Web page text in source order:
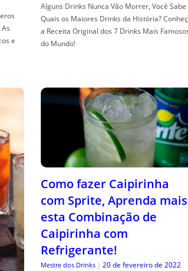
e
Alguns Drinks Nunca Vão Morrer, Você Sabe
Quais os Maiores Drinks da História?
a Receita Original dos 7 Drinks Mais
do Mundo!
Como fazer Caipirinha
com Sprite, Aprenda mais
esta Combinação de
Caipirinha com
Refrigerante!
Mestre dos Drinks | 20 de fevereiro de 2022